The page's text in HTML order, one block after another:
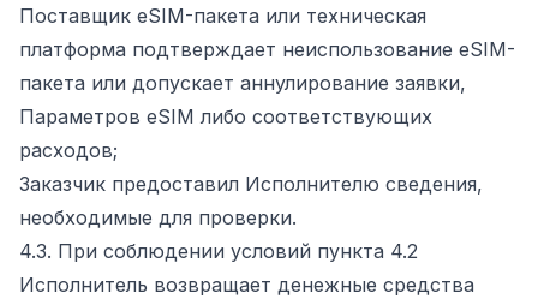
Поставщик eSIM-пакета или техническая
платформа подтверждает неиспользование eSIM-
пакета или допускает аннулирование заявки,
Параметров eSIM либо соответствующих
расходов;
Заказчик предоставил Исполнителю сведения,
необходимые для проверки.
4.3. При соблюдении условий пункта 4.2
Исполнитель возвращает денежные средства